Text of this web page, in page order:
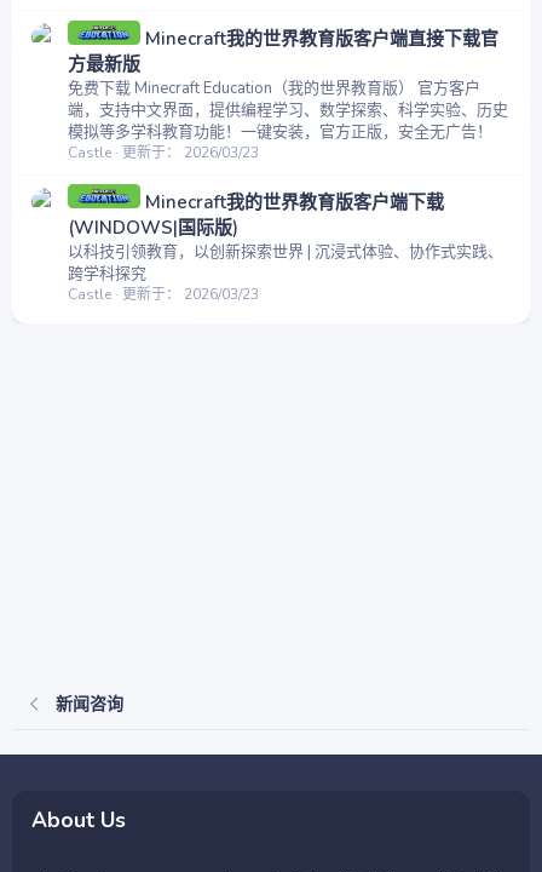
Minecraft我的世界教育版客户端直接下载官
方最新版
免费下载 Minecraft Education（我的世界教育版） 官方客户
端，支持中文界面，提供编程学习、数学探索、科学实验、历史
模拟等多学科教育功能！一键安装，官方正版，安全无广告！
Castle 更新于： 2026/03/23
Minecraft我的世界教育版客户端下载
(WINDOWS|国际版)
以科技引领教育，以创新探索世界 | 沉浸式体验、协作式实践、
跨学科探究
Castle 更新于： 2026/03/23
新闻咨询
About Us